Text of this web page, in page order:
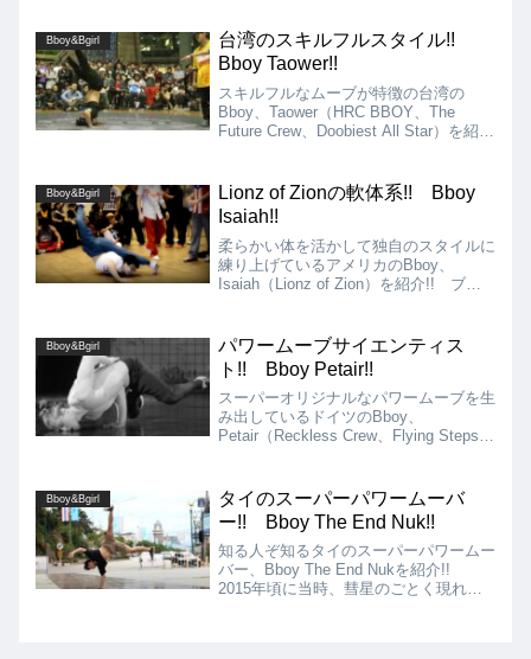
いる実力派Bboyです!!
Bboy&Bgirl
台湾のスキルフルスタイル!!
Bboy Taower!!
スキルフルなムーブが特徴の台湾の
Bboy、Taower（HRC BBOY、The
Future Crew、Doobiest All Star）を紹
めにいくフリーズなど!!
Bboy&Bgirl
Lionz of Zionの軟体系!! Bboy
Isaiah!!
柔らかい体を活かして独自のスタイルに
練り上げているアメリカのBboy、
Isaiah（Lionz of Zion）を紹介!! ブレ
アムーブに非常に上手く軟体系ならでは
のムーブを取り入れており、普通ではで
きないような軌道のムーブを実現してい
ます!!
Bboy&Bgirl
パワームーブサイエンティス
ト!! Bboy Petair!!
スーパーオリジナルなパワームーブを生
み出しているドイツのBboy、
Petair（Reckless Crew、Flying Steps）
フィジカルが強くないとできないで
す。。
Bboy&Bgirl
タイのスーパーパワームーバ
ー!! Bboy The End Nuk!!
知る人ぞ知るタイのスーパーパワームー
バー、Bboy The End Nukを紹介!!
2015年頃に当時、彗星のごとく現れ、